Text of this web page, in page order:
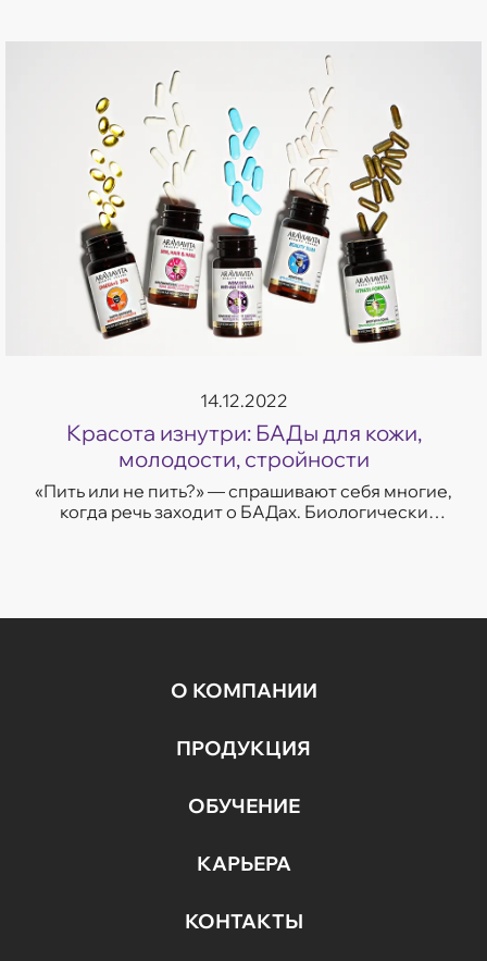
14.12.2022
Красота изнутри: БАДы для кожи,
молодости, стройности
«Пить или не пить?» — спрашивают себя многие,
когда речь заходит о БАДах. Биологически
О КОМПАНИИ
ПРОДУКЦИЯ
ОБУЧЕНИЕ
КАРЬЕРА
КОНТАКТЫ